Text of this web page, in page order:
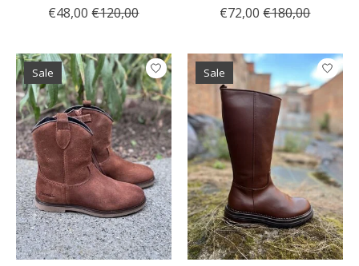
€48,00 €120,00
€72,00 €180,00
Sale Sale